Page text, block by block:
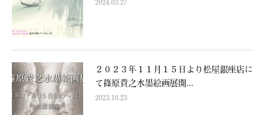
２０２３年１１月１５日より松屋銀座店に
て篠原貴之水墨絵画展開...
2023.10.23